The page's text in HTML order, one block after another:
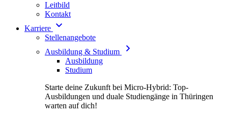
Leitbild
Kontakt
Karriere
Stellenangebote
Ausbildung & Studium
Ausbildung
Studium
Starte deine Zukunft bei Micro-Hybrid: Top-
Ausbildungen und duale Studiengänge in Thüringen
warten auf dich!